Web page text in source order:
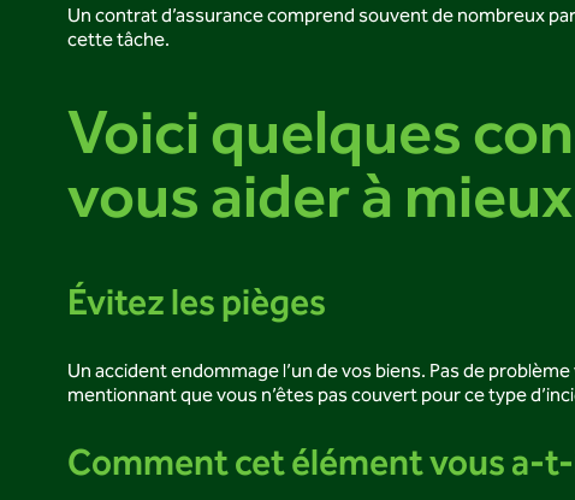
Un contrat d’assurance comprend souvent de nombreux
cette tâche.
Voici quelques
vous aider à
Évitez les pièges
Un accident endommage l’un de vos biens. Pas de
mentionnant que vous n’êtes pas couvert pour ce type
Comment cet élément vous a-